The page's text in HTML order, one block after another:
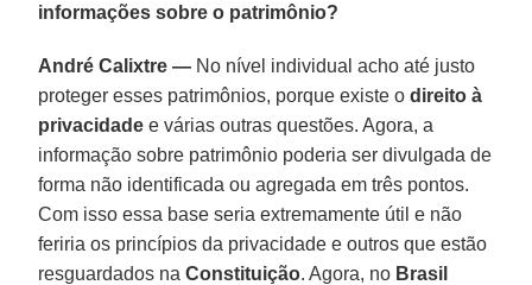
informações sobre o patrimônio?
André Calixtre — No nível individual acho até justo
proteger esses patrimônios, porque existe odireito à
privacidade e várias outras questões. Agora, a
informação sobre patrimônio poderia ser divulgada de
forma não identificada ou agregada em três pontos.
Com isso essa base seria extremamente útil e não
feriria os princípios da privacidade e outros que estão
resguardados naConstituição. Agora, no Brasil